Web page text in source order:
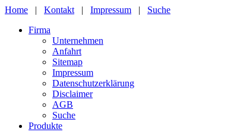
Home | Kontakt | Impressum | Suche
Firma
Unternehmen
Anfahrt
Sitemap
Impressum
Datenschutzerklärung
Disclaimer
AGB
Suche
Produkte